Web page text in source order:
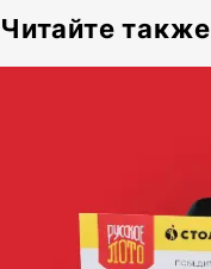
Читайте также